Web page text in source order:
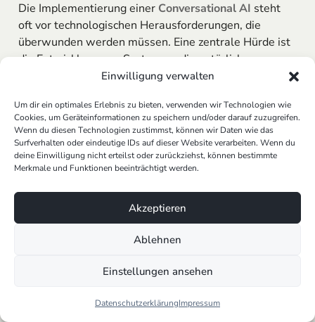
Einwilligung verwalten
Um dir ein optimales Erlebnis zu bieten, verwenden wir Technologien wie
Cookies, um Geräteinformationen zu speichern und/oder darauf zuzugreifen.
Wenn du diesen Technologien zustimmst, können wir Daten wie das
Surfverhalten oder eindeutige IDs auf dieser Website verarbeiten. Wenn du
deine Einwilligung nicht erteilst oder zurückziehst, können bestimmte
Merkmale und Funktionen beeinträchtigt werden.
Akzeptieren
Ablehnen
Einstellungen ansehen
DatenschutzerklärungImpressum
Die Implementierung einer Conversational AI steht
oft vor technologischen Herausforderungen, die
überwunden werden müssen. Eine zentrale Hürde ist
die Entwicklung von Systemen, die natürlich
sprachliche Nuancen verstehen können. Hier kommen
undMachine Learningins Spiel, die es ermöglichen,
dass Computer menschliche Sprache nicht nur
erkennen, sondern auch interpretieren können. Eine
weitere Herausforderung besteht darin, diese
Systeme in die bestehende IT-Infrastruktur zu
integrieren. Viele Unternehmen stehen vor der
Chatbotsund virtuellen Assistenten
nahtlos mit CRM-Systemen, Datenbanken und
anderen Tools zu verknüpfen, um einen reibungslosen
Conversational AI